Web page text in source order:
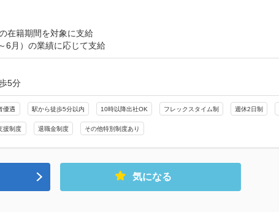
在籍期間を対象に支給
6月）の業績に応じて支給
5分
優遇 駅から徒歩5分以内 10時以降出社OK フレックスタイム制 週休2日制
援制度 退職金制度 その他特別制度あり
気になる